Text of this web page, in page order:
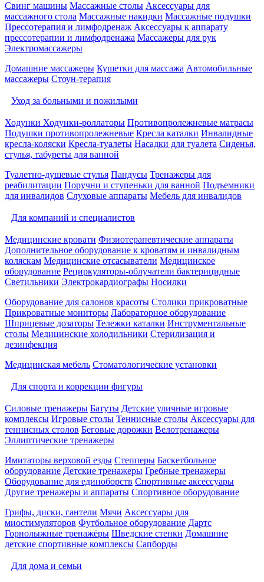
Свинг машины Массажные столы Аксессуары для
массажного стола Массажные накидки Массажные подушки
Прессотерапия и лимфодренаж Аксессуары к аппарату
прессотерапии и лимфодренажа Массажеры для рук
Электромассажеры
Домашние массажеры Кушетки для массажа Автомобильные
массажеры Стоун-терапия
Уход за больными и пожилыми
Ходунки Ходунки-роллаторы Противопролежневые матрасы
Подушки противопролежневые Кресла каталки Инвалидные
кресла-коляски Кресла-туалеты Насадки для туалета Сиденья,
стулья, табуреты для ванной
Туалетно-душевые стулья Пандусы Тренажеры для
реабилитации Поручни и ступеньки для ванной Подъемники
для инвалидов Слуховые аппараты Мебель для инвалидов
Для компаний и специалистов
Медицинские кровати Физиотерапевтические аппараты
Дополнительное оборудование к кроватям и инвалидным
коляскам Медицинские отсасыватели Медицинское
оборудование Рециркуляторы-облучатели бактерицидные
Светильники Электрокардиографы Носилки
Оборудование для салонов красоты Столики прикроватные
Прикроватные мониторы Лабораторное оборудование
Шприцевые дозаторы Тележки каталки Инструментальные
столы Медицинские холодильники Стерилизация и
дезинфекция
Медицинская мебель Стоматологические установки
Для спорта и коррекции фигуры
Силовые тренажеры Батуты Детские уличные игровые
комплексы Игровые столы Теннисные столы Аксессуары для
теннисных столов Беговые дорожки Велотренажеры
Эллиптические тренажеры
Имитаторы верховой езды Степперы Баскетбольное
оборудование Детские тренажеры Гребные тренажеры
Оборудование для единоборств Спортивные аксессуары
Другие тренажеры и аппараты Спортивное оборудование
Грифы, диски, гантели Мячи Аксессуары для
миостимуляторов Футбольное оборудование Дартс
Горнолыжные тренажёры Шведские стенки Домашние
детские спортивные комплексы Сапборды
Для дома и семьи